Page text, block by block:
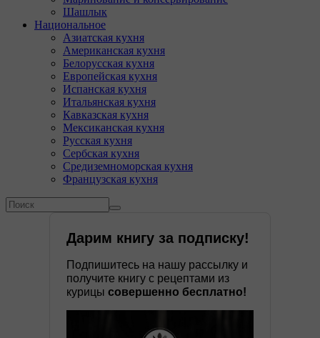
Шашлык
Национальное
Азиатская кухня
Американская кухня
Белорусская кухня
Европейская кухня
Испанская кухня
Итальянская кухня
Кавказская кухня
Мексиканская кухня
Русская кухня
Сербская кухня
Средиземноморская кухня
Французская кухня
Дарим книгу за подписку!
Подпишитесь на нашу рассылку и
получите книгу с рецептами из
курицы совершенно бесплатно!